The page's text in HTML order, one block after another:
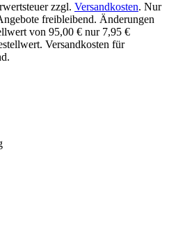
zzgl. Versandkosten. Nur
freibleibend. Änderungen
von 95,00 € nur 7,95 €
Versandkosten für